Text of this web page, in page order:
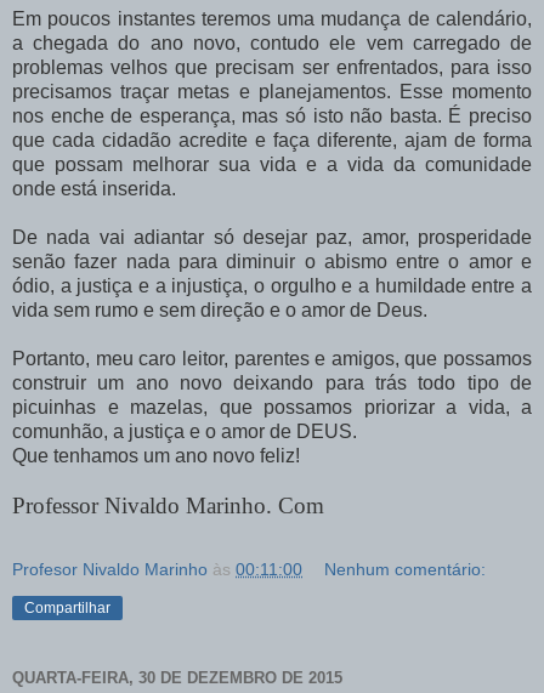
Em poucos instantes teremos uma mudança de calendário,
a chegada do ano novo, contudo ele vem carregado de
problemas velhos que precisam ser enfrentados, para isso
precisamos traçar metas e planejamentos. Esse momento
nos enche de esperança, mas só isto não basta. É preciso
que cada cidadão acredite e faça diferente, ajam de forma
que possam melhorar sua vida e a vida da comunidade
onde está inserida.
De nada vai adiantar só desejar paz, amor, prosperidade
senão fazer nada para diminuir o abismo entre o amor e
ódio, a justiça e a injustiça, o orgulho e a humildade entre a
vida sem rumo e sem direção e o amor de Deus.
Portanto, meu caro leitor, parentes e amigos, que possamos
construir um ano novo deixando para trás todo tipo de
picuinhas e mazelas, que possamos priorizar a vida, a
comunhão, a justiça e o amor de DEUS.
Que tenhamos um ano novo feliz!
Professor Nivaldo Marinho. Com
Profesor Nivaldo Marinho às 00:11:00 Nenhum comentário:
Compartilhar
QUARTA-FEIRA, 30 DE DEZEMBRO DE 2015